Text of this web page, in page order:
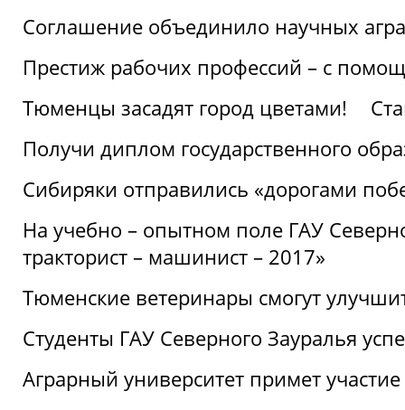
Соглашение объединило научных
Престиж рабочих профессий – с
Тюменцы засадят город цветами!
Получи диплом государственного
Сибиряки отправились «дорогами
На учебно – опытном поле ГАУ
тракторист – машинист – 2017»
Тюменские ветеринары смогут
Студенты ГАУ Северного Зауралья
Аграрный университет примет